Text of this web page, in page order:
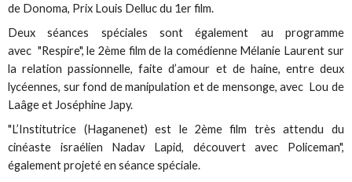
de Donoma, Prix Louis Delluc du 1er film.
Deux séances spéciales sont également au programme
avec "Respire", le 2ème film de la comédienne Mélanie Laurent sur
la relation passionnelle, faite d’amour et de haine, entre deux
lycéennes, sur fond de manipulation et de mensonge, avec Lou de
Laâge et Joséphine Japy.
"L’Institutrice (Haganenet) est le 2ème film très attendu du
cinéaste israélien Nadav Lapid, découvert avec Policeman",
également projeté en séance spéciale.